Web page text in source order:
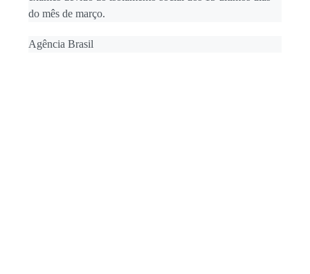
do mês de março.
Agência Brasil